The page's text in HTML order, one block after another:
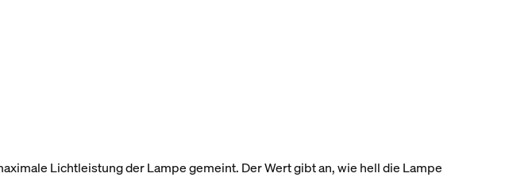
Lichtleistung der Lampe gemeint. Der Wert gibt an, wie hell die Lampe